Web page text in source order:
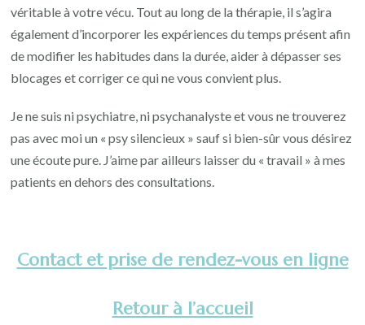
véritable à votre vécu. Tout au long de la thérapie, il s’agira
également d’incorporer les expériences du temps présent afin
de modifier les habitudes dans la durée, aider à dépasser ses
blocages et corriger ce qui ne vous convient plus.
Je ne suis ni psychiatre, ni psychanalyste et vous ne trouverez
pas avec moi un « psy silencieux » sauf si bien-sûr vous désirez
une écoute pure. J’aime par ailleurs laisser du « travail » à mes
patients en dehors des consultations.
Contact et prise de rendez-vous en ligne
Retour à l’accueil